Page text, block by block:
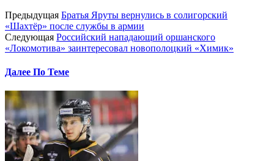
Предыдущая Братья Яруты вернулись в солигорский
«Шахтёр» после службы в армии
Следующая Российский нападающий оршанского
«Локомотива» заинтересовал новополоцкий «Химик»
Далее По Теме